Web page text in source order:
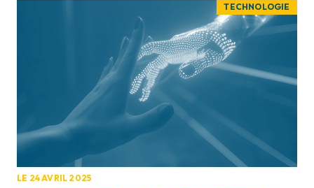
TECHNOLOGIE
LE 24 AVRIL 2025